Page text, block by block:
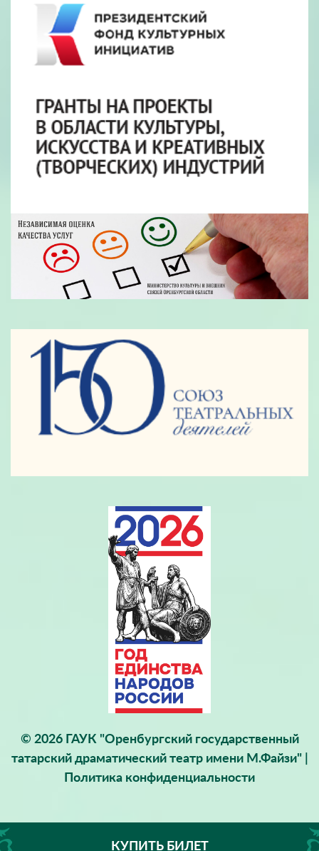
© 2026 ГАУК "Оренбургский государственный
татарский драматический театр имени М.Файзи" |
Политика конфиденциальности
КУПИТЬ БИЛЕТ